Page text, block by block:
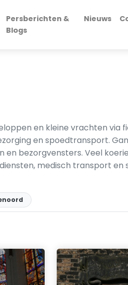
Persberichten &
Blogs
Nieuws
en kleine vrachten via
en spoedtransport.
bezorgvensters. Veel
medisch transport en